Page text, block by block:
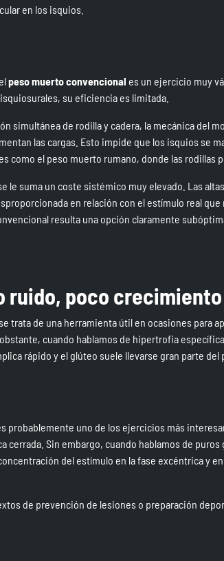
en los isquios.
peso muerto convencional es un ejercicio muy
su eficiencia es limitada.
simultánea de rodilla y cadera, la mecánica del
las cargas. Esto impide que los isquios se
como el peso muerto rumano, donde las rodillas
le suma un coste sistémico muy elevado. Las
en relación con el estímulo real
resulta una opción claramente
ruido, poco crecimiento
trata de una herramienta útil en ocasiones para
cuando hablamos de hipertrofia
rápido y el glúteo suele llevarse gran parte del
probablemente uno de los ejercicios más
cerrada. Sin embargo, cuando hablamos de
del estímulo en la fase excéntrica y
de prevención de lesiones o preparación